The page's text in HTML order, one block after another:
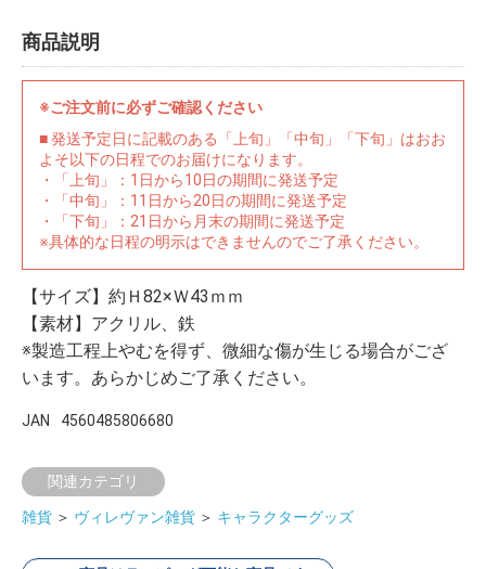
商品説明
※ご注文前に必ずご確認ください
■ 発送予定日に記載のある「上旬」「中旬」「下旬」はおお
よそ以下の日程でのお届けになります。
・「上旬」：1日から10日の期間に発送予定
・「中旬」：11日から20日の期間に発送予定
・「下旬」：21日から月末の期間に発送予定
※具体的な日程の明示はできませんのでご了承ください。
【サイズ】約Ｈ82×Ｗ43ｍｍ
【素材】アクリル、鉄
※製造工程上やむを得ず、微細な傷が生じる場合がござ
います。あらかじめご了承ください。
JAN 4560485806680
関連カテゴリ
雑貨 ＞ ヴィレヴァン雑貨 ＞ キャラクターグッズ
イラストレ
ーター
アダルトグ
ッズ